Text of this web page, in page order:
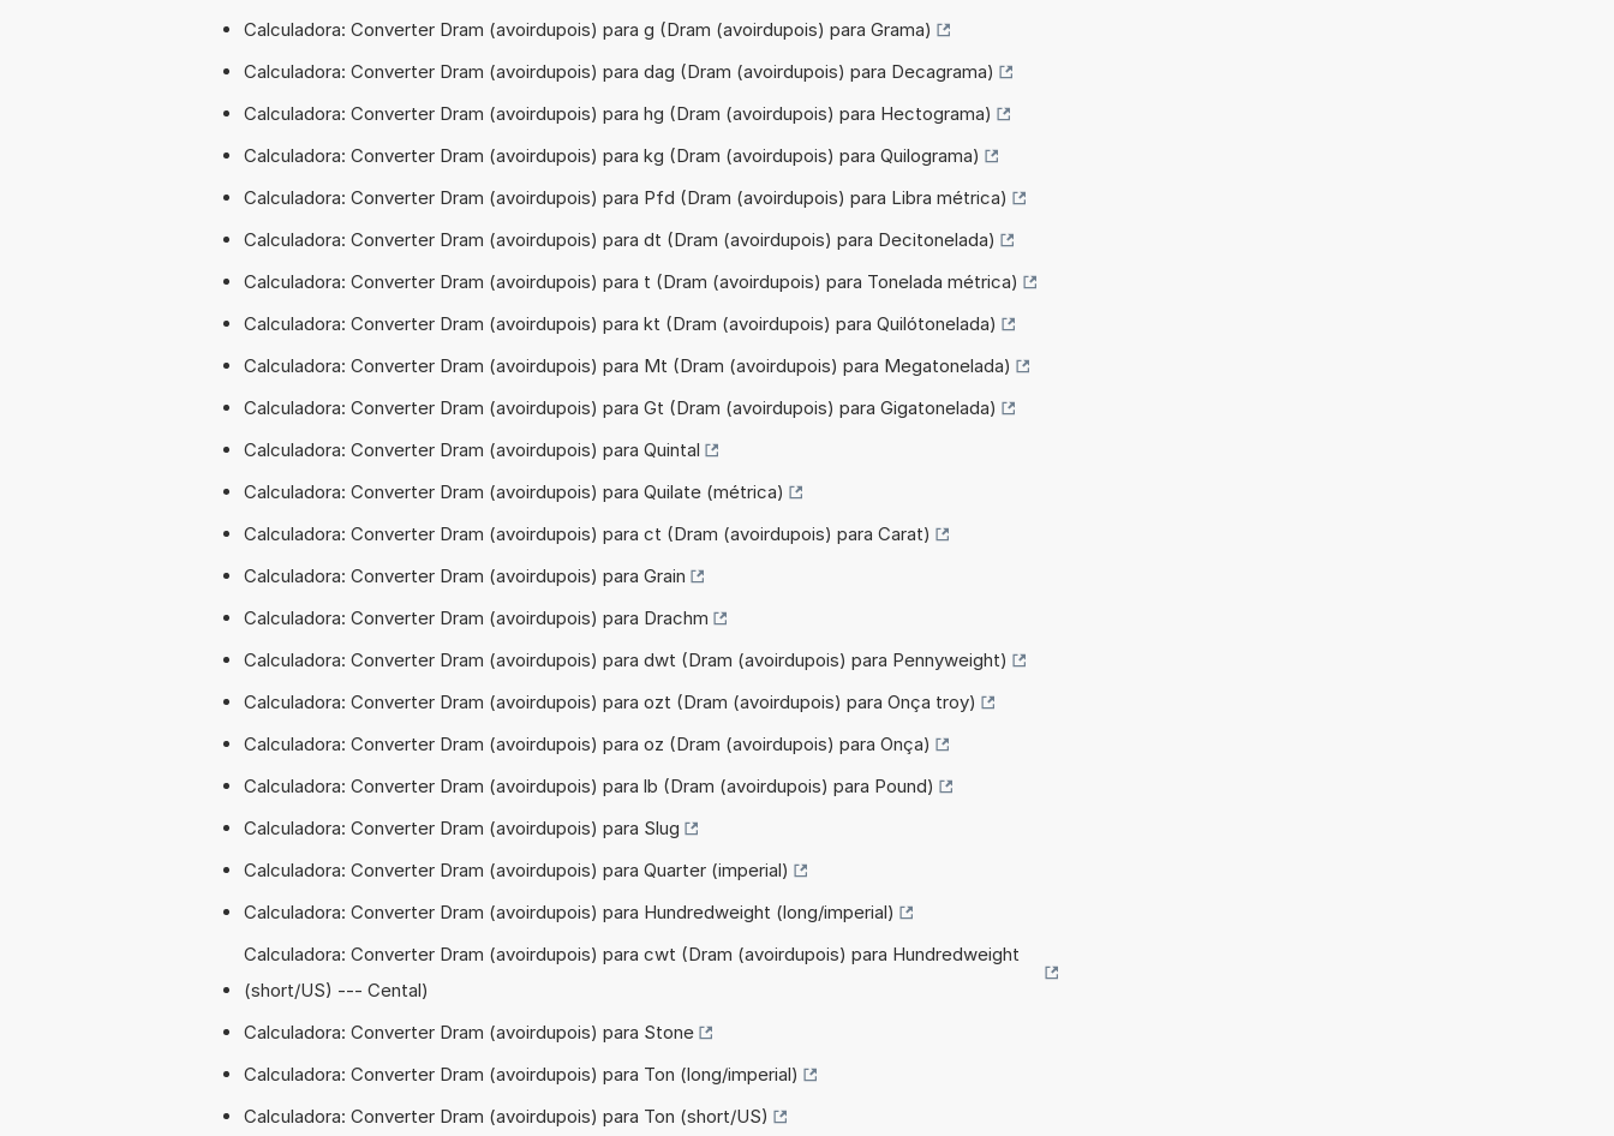
Calculadora: Converter Dram (avoirdupois) para g (Dram (avoirdupois) para Grama)
Calculadora: Converter Dram (avoirdupois) para dag (Dram (avoirdupois) para Decagrama)
Calculadora: Converter Dram (avoirdupois) para hg (Dram (avoirdupois) para Hectograma)
Calculadora: Converter Dram (avoirdupois) para kg (Dram (avoirdupois) para Quilograma)
Calculadora: Converter Dram (avoirdupois) para Pfd (Dram (avoirdupois) para Libra métrica)
Calculadora: Converter Dram (avoirdupois) para dt (Dram (avoirdupois) para Decitonelada)
Calculadora: Converter Dram (avoirdupois) para t (Dram (avoirdupois) para Tonelada métrica)
Calculadora: Converter Dram (avoirdupois) para kt (Dram (avoirdupois) para Quilótonelada)
Calculadora: Converter Dram (avoirdupois) para Mt (Dram (avoirdupois) para Megatonelada)
Calculadora: Converter Dram (avoirdupois) para Gt (Dram (avoirdupois) para Gigatonelada)
Calculadora: Converter Dram (avoirdupois) para Quintal
Calculadora: Converter Dram (avoirdupois) para Quilate (métrica)
Calculadora: Converter Dram (avoirdupois) para ct (Dram (avoirdupois) para Carat)
Calculadora: Converter Dram (avoirdupois) para Grain
Calculadora: Converter Dram (avoirdupois) para Drachm
Calculadora: Converter Dram (avoirdupois) para dwt (Dram (avoirdupois) para Pennyweight)
Calculadora: Converter Dram (avoirdupois) para ozt (Dram (avoirdupois) para Onça troy)
Calculadora: Converter Dram (avoirdupois) para oz (Dram (avoirdupois) para Onça)
Calculadora: Converter Dram (avoirdupois) para lb (Dram (avoirdupois) para Pound)
Calculadora: Converter Dram (avoirdupois) para Slug
Calculadora: Converter Dram (avoirdupois) para Quarter (imperial)
Calculadora: Converter Dram (avoirdupois) para Hundredweight (long/imperial)
Calculadora: Converter Dram (avoirdupois) para cwt (Dram (avoirdupois) para Hundredweight
(short/US) --- Cental)
Calculadora: Converter Dram (avoirdupois) para Stone
Calculadora: Converter Dram (avoirdupois) para Ton (long/imperial)
Calculadora: Converter Dram (avoirdupois) para Ton (short/US)